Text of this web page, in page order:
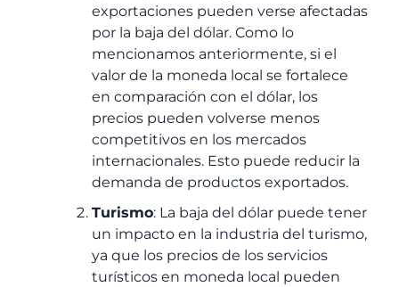
exportaciones pueden verse afectadas
por la baja del dólar. Como lo
mencionamos anteriormente, si el
valor de la moneda local se fortalece
en comparación con el dólar, los
precios pueden volverse menos
competitivos en los mercados
internacionales. Esto puede reducir la
demanda de productos exportados.
Turismo: La baja del dólar puede tener
un impacto en la industria del turismo,
ya que los precios de los servicios
turísticos en moneda local pueden